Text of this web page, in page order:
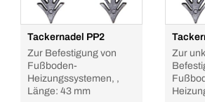
Tackernadel PP2
Zur Befestigung von
Fußboden-
Heizungssystemen, ,
Länge: 43 mm
Zur